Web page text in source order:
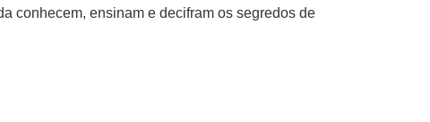
conhecem, ensinam e decifram os segredos de